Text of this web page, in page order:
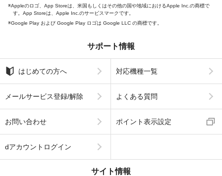
Appleのロゴ、App Storeは、米国もしくはその他の国や地域におけるApple Inc.の商標で
す。App Storeは、Apple Inc.のサービスマークです。
Google Play および Google Play ロゴは Google LLC の商標です。
サポート情報
はじめての方へ 対応機種一覧
メールサービス登録/解除 よくある質問
お問い合わせ ポイント表示設定
dアカウントログイン
サイト情報